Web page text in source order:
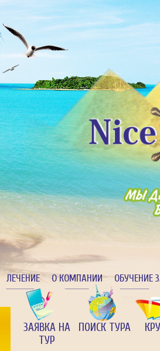
ЛЕЧЕНИЕ О КОМПАНИИ ОБУЧЕНИЕ
ЗАЯВКА НА
ТУР
ПОИСК ТУРА